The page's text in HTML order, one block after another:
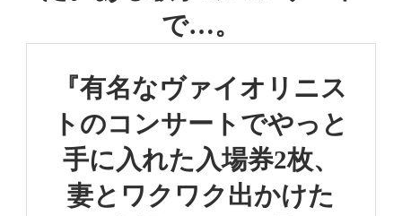
で…。
『有名なヴァイオリニス
トのコンサートでやっと
手に入れた入場券2枚、
妻とワクワク出かけた